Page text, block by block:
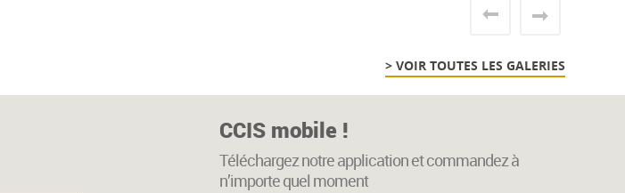
> VOIR TOUTES LES GALERIES
CCIS mobile !
Téléchargez notre application et commandez à
n’importe quel moment